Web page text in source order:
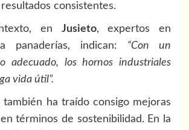
consistentes.
en Jusieto, expertos en
panaderías, indican: “Con un
adecuado, los hornos industriales
vida útil”.
también ha traído consigo mejoras
términos de sostenibilidad. En la